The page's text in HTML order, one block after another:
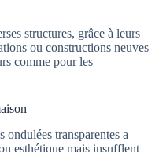
structures, grâce à leurs
ou constructions neuves
comme pour les
ondulées transparentes a
esthétique mais insufflent